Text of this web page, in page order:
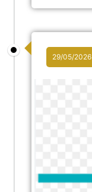
29/05/2026